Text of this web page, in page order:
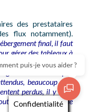
des prestataires
flux notamment).
final, il faut
gérer des tableaux à
toujours pas réglé (avril
ne s’en rend pas
beaucoup sont
perdus, il y a un
psychologique de
puis-je vous aider ?
Confidentialité